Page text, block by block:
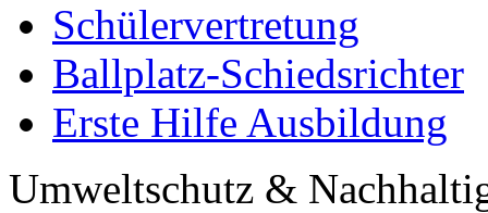
Schülervertretung
Ballplatz-Schiedsrichter
Erste Hilfe Ausbildung
Umweltschutz &